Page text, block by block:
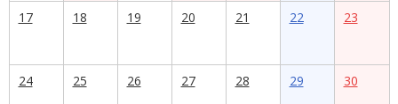
17
18 19 20 21 22 23
24 25 26 27 28 29 30